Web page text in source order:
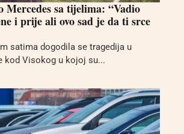
Mercedes sa tijelima: “Vadio
i prije ali ovo sad je da ti srce
satima dogodila se tragedija u
kod Visokog u kojoj su...